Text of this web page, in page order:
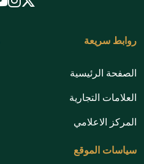
روابط سريعة
الصفحة الرئيسية
العلامات التجارية
المركز الاعلامي
سياسات الموقع